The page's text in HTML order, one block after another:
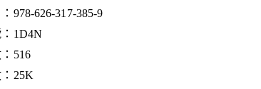
978-626-317-385-9
1D4N
516
25K